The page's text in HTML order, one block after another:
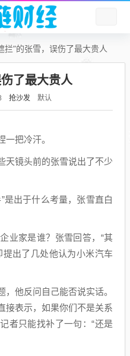
拦”的张雪，误伤了最大贵人
了最大贵人
抢沙发 默认
把冷汗。
天镜头前的张雪说出了不少
是出于什么考量，张雪直白
业家是谁？张雪回答，“其
出了几处他认为小米汽车
他反问自己能否说实话。
接表示，如果你们不是关系
者只能找补了一句：“还是